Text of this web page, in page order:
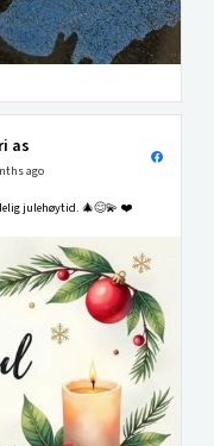
as
ago
julehøytid. 🎄😊💫 ❤️